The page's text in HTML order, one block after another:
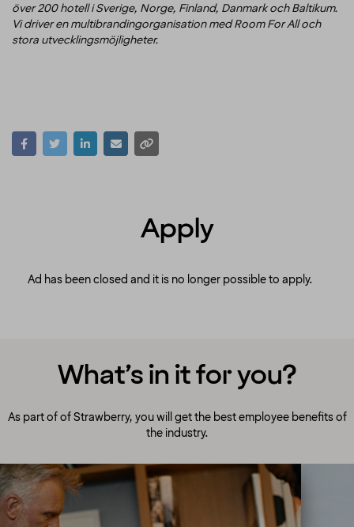
över 200 hotell i Sverige, Norge, Finland, Danmark och Baltikum.
Vi driver en multibrandingorganisation med Room For All och
stora utvecklingsmöjligheter.
Apply
Ad has been closed and it is no longer possible to apply.
What’s in it for you?
As part of of Strawberry, you will get the best employee benefits of
the industry.